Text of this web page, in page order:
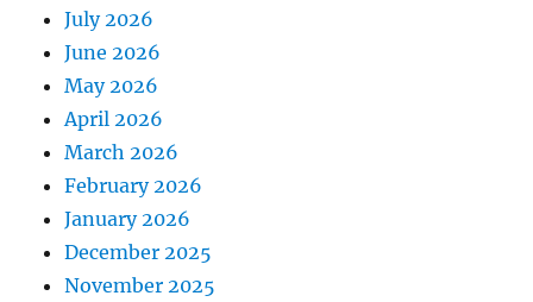
July 2026
June 2026
May 2026
April 2026
March 2026
February 2026
January 2026
December 2025
November 2025